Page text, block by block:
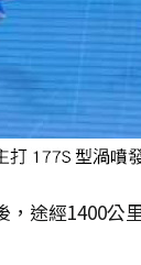
途經1400公